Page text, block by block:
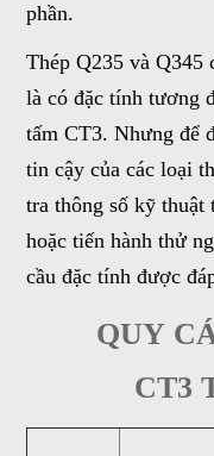
phần.
Thép Q235 và Q345
là có đặc tính tương
tấm CT3. Nhưng để
tin cậy của các loại
tra thông số kỹ thuật
hoặc tiến hành thử
cầu đặc tính được
QUY
CT3